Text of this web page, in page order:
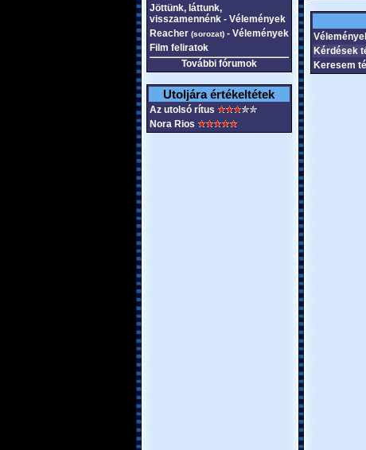
Jöttünk, láttunk,
visszamennénk - Vélemények
Reacher (sorozat)- Vélemények
Film feliratok
További fórumok
Utoljára értékeltétek
Az utolsó rítus
Nora Rios
Kérdések
Keresem